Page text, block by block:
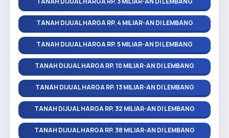
TANAH DIJUAL HARGA RP. 4 MILIAR-AN DI LEMBANG
TANAH DIJUAL HARGA RP. 5 MILIAR-AN DI LEMBANG
TANAH DIJUAL HARGA RP. 10 MILIAR-AN DI LEMBANG
TANAH DIJUAL HARGA RP. 13 MILIAR-AN DI LEMBANG
TANAH DIJUAL HARGA RP. 32 MILIAR-AN DI LEMBANG
TANAH DIJUAL HARGA RP. 38 MILIAR-AN DI LEMBANG